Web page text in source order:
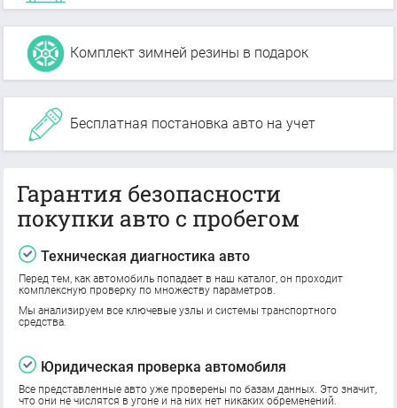
Комплект зимней резины в подарок
Бесплатная постановка авто на учет
Гарантия безопасности
покупки авто с пробегом
Техническая диагностика авто
Перед тем, как автомобиль попадает в наш каталог, он проходит
комплексную проверку по множеству параметров.
Мы анализируем все ключевые узлы и системы транспортного
средства.
Юридическая проверка автомобиля
Все представленные авто уже проверены по базам данных. Это значит,
что они не числятся в угоне и на них нет никаких обременений.